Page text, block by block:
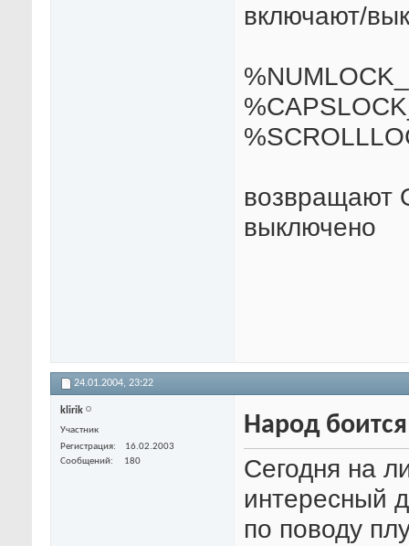
включают/
возвращают
выключено
24.01.2004, 23:22
klirik
Участник
Регистрация
16.02.2003
Сообщений
180
Народ
Сегодня на
интересный
по поводу